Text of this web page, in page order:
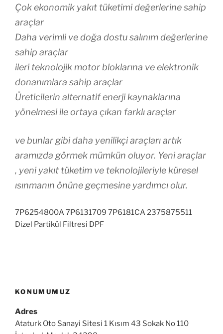
Çok ekonomik yakıt tüketimi değerlerine sahip
araçlar
Daha verimli ve doğa dostu salınım değerlerine
sahip araçlar
ileri teknolojik motor bloklarına ve elektronik
donanımlara sahip araçlar
Üreticilerin alternatif enerji kaynaklarına
yönelmesi ile ortaya çıkan farklı araçlar
ve bunlar gibi daha yenilikçi araçları artık
aramızda görmek mümkün oluyor. Yeni araçlar
, yeni yakıt tüketim ve teknolojileriyle küresel
ısınmanın önüne geçmesine yardımcı olur.
7P6254800A 7P6131709 7P6181CA 2375875511
Dizel Partikül Filtresi DPF
KONUMUMUZ
Adres
Ataturk Oto Sanayi Sitesi 1 Kısım 43 Sokak No 110